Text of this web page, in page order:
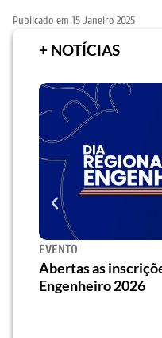
Publicado em 15 Janeiro 2025
+ NOTÍCIAS
EVENTO
Abertas as
Engenheiro 2026